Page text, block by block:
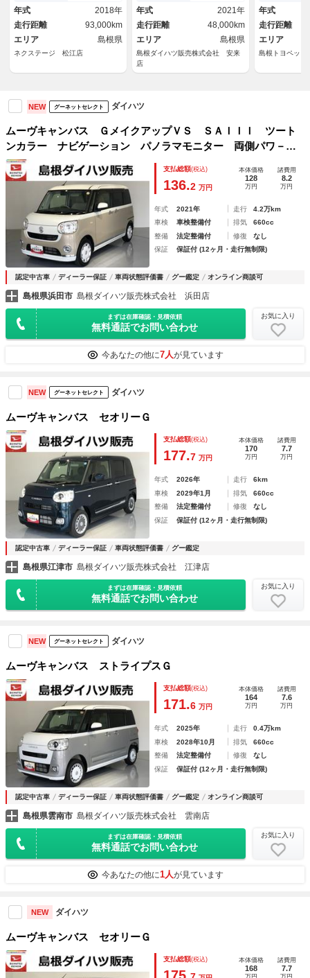
ＤＶＤ再生 フルセグ
年式
2018年
走行距離
93,000km
エリア
島根県
ネクステージ 松江店
年式
2021年
走行距離
48,000km
エリア
島根県
島根ダイハツ販売株式会社 安来
店
オーナー ア
プ
年式
走行距離
エリア
島根トヨペッ
NEW グーネットセレクト ダイハツ
ムーヴキャンバス ＧメイクアップＶＳ ＳＡＩＩＩ ツート
ンカラー ナビゲーション パノラマモニター 両側パワ－ス
ライドドア 衝突回避支援システム搭載車
支払総額(税込)
136.2 万円
本体価格
128
万円
諸費用
8.2
万円
年式 2021年 走行
4.2万km
車検
車検整備付 排気
660cc
整備
法定整備付 修復
なし
保証
保証付 (12ヶ月・走行無制限)
認定中古車 ディーラー保証 車両状態評価書 グー鑑定 オンライン商談可
島根県浜田市 島根ダイハツ販売株式会社 浜田店
まずは在庫確認・見積依頼
無料通話でお問い合わせ
お気に入り
今あなたの他に7人が見ています
NEW グーネットセレクト ダイハツ
ムーヴキャンバス セオリーＧ
支払総額(税込)
177.7 万円
本体価格
170
万円
諸費用
7.7
万円
年式 2026年 走行
6km
車検
2029年1月 排気
660cc
整備
法定整備付 修復
なし
保証
保証付 (12ヶ月・走行無制限)
認定中古車 ディーラー保証 車両状態評価書 グー鑑定
島根県江津市 島根ダイハツ販売株式会社 江津店
まずは在庫確認・見積依頼
無料通話でお問い合わせ
お気に入り
NEW グーネットセレクト ダイハツ
ムーヴキャンバス ストライプスＧ
支払総額(税込)
171.6 万円
本体価格
164
万円
諸費用
7.6
万円
年式 2025年 走行
0.4万km
車検
2028年10月 排気
660cc
整備
法定整備付 修復
なし
保証
保証付 (12ヶ月・走行無制限)
認定中古車 ディーラー保証 車両状態評価書 グー鑑定 オンライン商談可
島根県雲南市 島根ダイハツ販売株式会社 雲南店
まずは在庫確認・見積依頼
無料通話でお問い合わせ
お気に入り
今あなたの他に1人が見ています
NEW ダイハツ
ムーヴキャンバス セオリーＧ
支払総額(税込) 本体価格
168
諸費用
7.7